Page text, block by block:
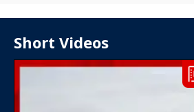
Short Videos